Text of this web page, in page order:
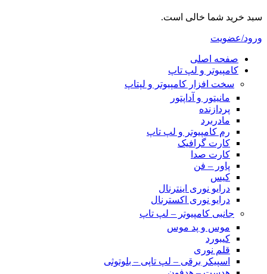
سبد خرید شما خالی است.
ورود/عضویت
صفحه اصلی
کامپیوتر و‌‌‌‌‌ لپ تاپ
سخت افزار کامپیوتر و لپتاپ
مانیتور و آداپتور
پردازنده
مادربرد
رم کامپیوتر و لپ تاپ
کارت گرافیک
کارت صدا
پاور – فن
کیس
درایو نوری اینترنال
درایو نوری اکسترنال
جانبی کامپیوتر – لپ تاپ
موس و پد موس
کیبورد
قلم نوری
اسپیکر برقی – لپ تاپی – بلوتوثی